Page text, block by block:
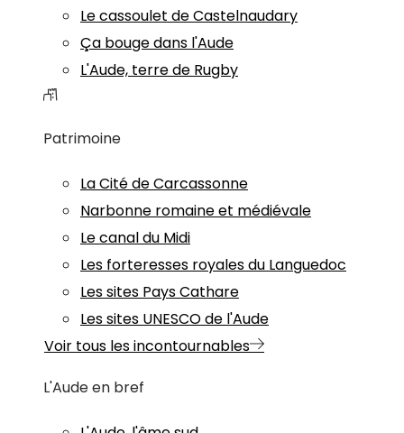
Le cassoulet de Castelnaudary
Ça bouge dans l'Aude
L'Aude, terre de Rugby
Patrimoine
La Cité de Carcassonne
Narbonne romaine et médiévale
Le canal du Midi
Les forteresses royales du Languedoc
Les sites Pays Cathare
Les sites UNESCO de l'Aude
Voir tous les incontournables
L'Aude en bref